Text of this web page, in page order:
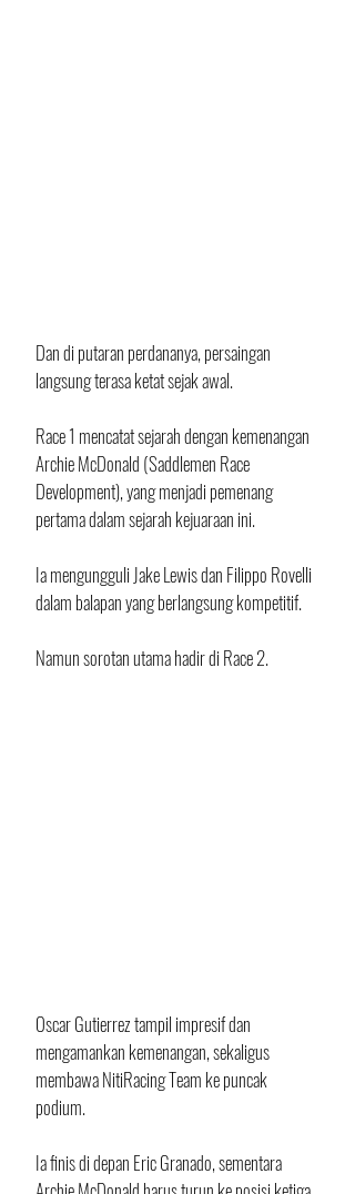
Dan di putaran perdananya, persaingan
langsung terasa ketat sejak awal.
Race 1 mencatat sejarah dengan kemenangan
Archie McDonald (Saddlemen Race
Development), yang menjadi pemenang
pertama dalam sejarah kejuaraan ini.
Ia mengungguli Jake Lewis dan Filippo Rovelli
dalam balapan yang berlangsung kompetitif.
Namun sorotan utama hadir di Race 2.
Oscar Gutierrez tampil impresif dan
mengamankan kemenangan, sekaligus
membawa NitiRacing Team ke puncak
podium.
Ia finis di depan Eric Granado, sementara